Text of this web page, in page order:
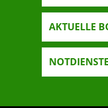
AKTUELLE
NOTDIENSTE